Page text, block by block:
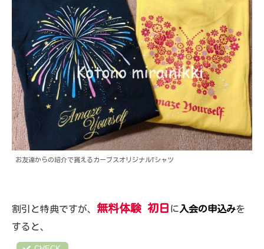
お友達からの紹介で貰えるカーブスオリジナルTシャツ
割引と特典ですが、 無料体験 初日 に 入会の申込みを
すると、